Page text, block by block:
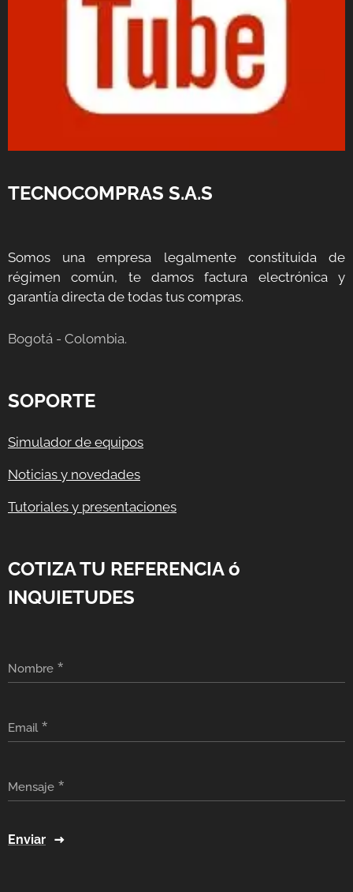
TECNOCOMPRAS S.A.S
Somos una empresa legalmente constituida de
régimen común, te damos factura electrónica y
garantía directa de todas tus compras.
Bogotá - Colombia.
SOPORTE
Simulador de equipos
Noticias y novedades
Tutoriales y presentaciones
COTIZA TU REFERENCIA ó
INQUIETUDES
Nombre
Email
Mensaje
Enviar